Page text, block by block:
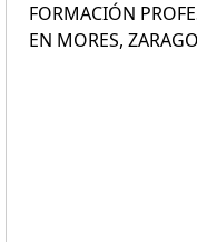
FORMACIÓN
EN MORES,